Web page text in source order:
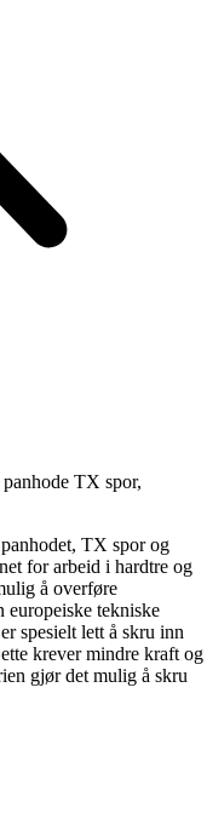
TX spor,
TX spor og
for arbeid i hardtre og
å overføre
tekniske
spesielt lett å skru inn
krever mindre kraft og
gjør det mulig å skru